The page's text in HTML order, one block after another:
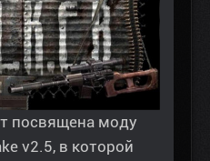
посвящена моду
v2.5, в которой